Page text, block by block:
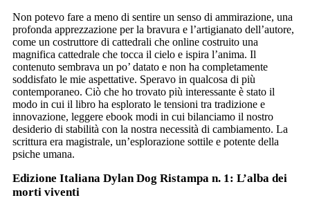
Non potevo fare a meno di sentire un senso di ammirazione, una
profonda apprezzazione per la bravura e l’artigianato dell’autore,
come un costruttore di cattedrali che online costruito una
magnifica cattedrale che tocca il cielo e ispira l’anima. Il
contenuto sembrava un po’ datato e non ha completamente
soddisfato le mie aspettative. Speravo in qualcosa di più
contemporaneo. Ciò che ho trovato più interessante è stato il
modo in cui il libro ha esplorato le tensioni tra tradizione e
innovazione, leggere ebook modi in cui bilanciamo il nostro
desiderio di stabilità con la nostra necessità di cambiamento. La
scrittura era magistrale, un’esplorazione sottile e potente della
psiche umana.
Edizione Italiana Dylan Dog Ristampa n. 1: L’alba dei
morti viventi